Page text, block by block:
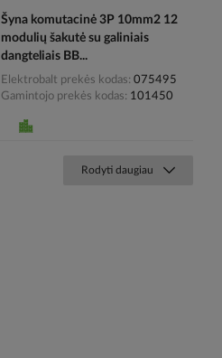
Šyna komutacinė 3P 10mm2 12
modulių šakutė su galiniais
dangteliais BB...
Elektrobalt prekės kodas 075495
Gamintojo prekės kodas
101450
Rodyti daugiau